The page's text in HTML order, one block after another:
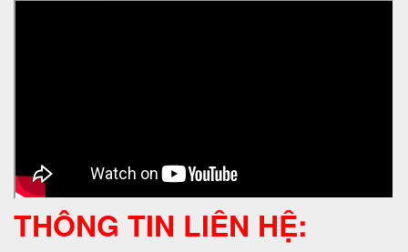
THÔNG TIN LIÊN HỆ: